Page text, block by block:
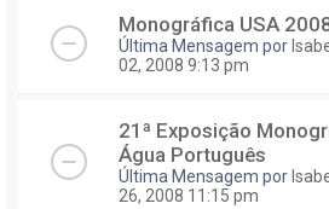
Monográfica USA
Última Mensagem por
02, 2008 9:13 pm
21ª Exposição
Água Português
Última Mensagem por
26, 2008 11:15 pm